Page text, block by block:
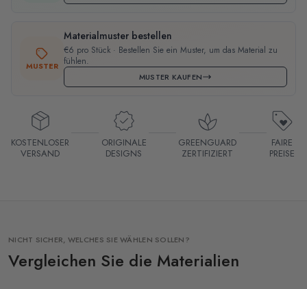
MUSTER
Materialmuster bestellen
€6 pro Stück · Bestellen Sie ein Muster, um das Material zu
fühlen.
MUSTER KAUFEN
KOSTENLOSER
VERSAND
ORIGINALE
DESIGNS
GREENGUARD
ZERTIFIZIERT
FAIRE
PREISE
NICHT SICHER, WELCHES SIE WÄHLEN SOLLEN?
Vergleichen Sie die Materialien